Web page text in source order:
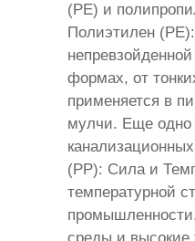
(PE) и
Полиэтилен
формах, от
применяется в
мулчи. Еще одно
(PP): Сила и
температурной